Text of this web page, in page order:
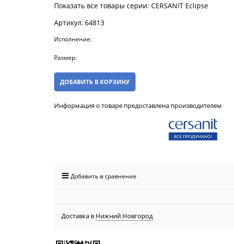
Показать все товары серии: CERSANIT Eclipse
Артикул: 64813
Исполнение:
Размер:
ДОБАВИТЬ В КОРЗИНУ
Информация о товаре предоставлена производителем
Добавить в сравнение
Доставка в Нижний Новгород